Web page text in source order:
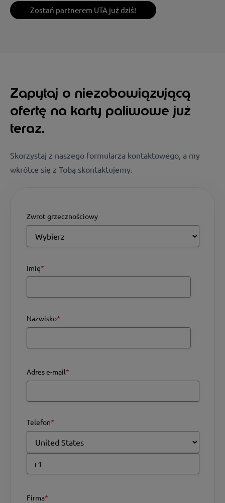
Zostań partnerem UTA już dziś!
Zapytaj o niezobowiązującą
ofertę na karty paliwowe już
teraz.
Skorzystaj z naszego formularza kontaktowego, a my
wkrótce się z Tobą skontaktujemy.
Zwrot grzecznościowy
Imię*
Nazwisko*
Adres e-mail*
Telefon*
Firma*